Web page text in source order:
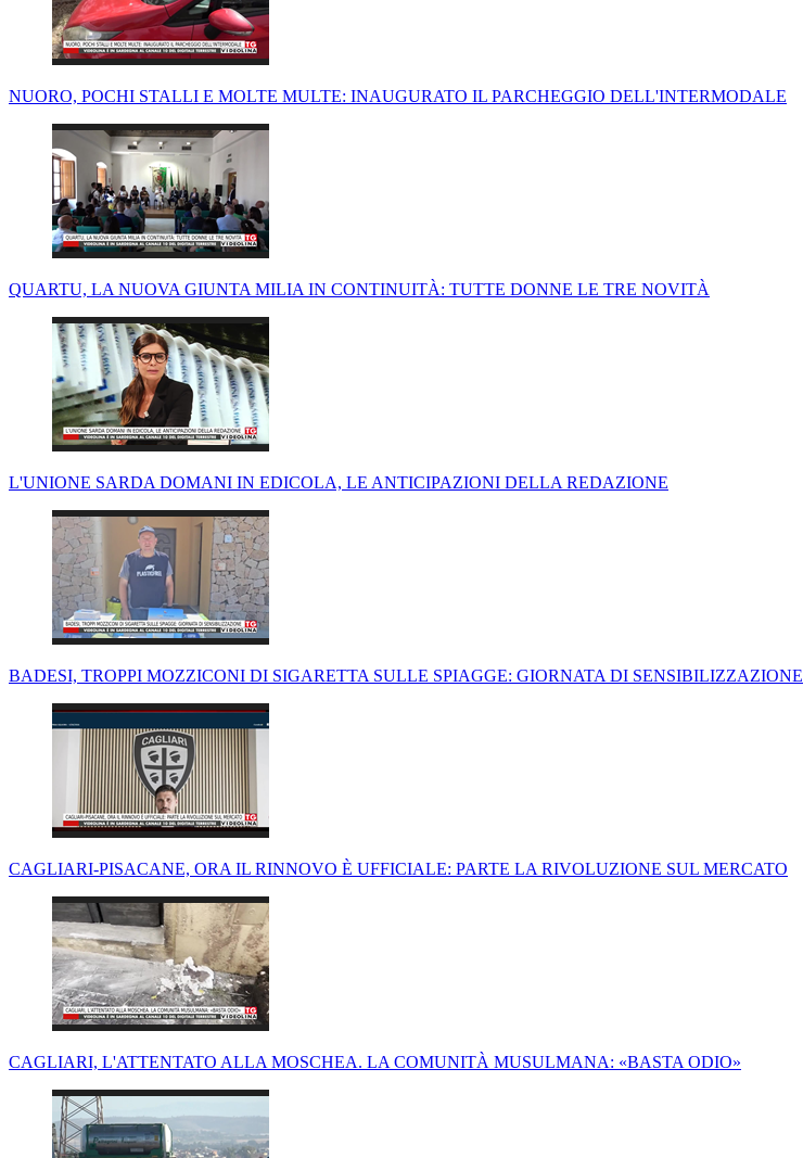
NUORO, POCHI STALLI E MOLTE MULTE: INAUGURATO IL PARCHEGGIO DELL'INTERMODALE
QUARTU, LA NUOVA GIUNTA MILIA IN CONTINUITÀ: TUTTE DONNE LE TRE NOVITÀ
L'UNIONE SARDA DOMANI IN EDICOLA, LE ANTICIPAZIONI DELLA REDAZIONE
BADESI, TROPPI MOZZICONI DI SIGARETTA SULLE SPIAGGE: GIORNATA DI SENSIBILIZZAZIONE
CAGLIARI-PISACANE, ORA IL RINNOVO È UFFICIALE: PARTE LA RIVOLUZIONE SUL MERCATO
CAGLIARI, L'ATTENTATO ALLA MOSCHEA. LA COMUNITÀ MUSULMANA: «BASTA ODIO»